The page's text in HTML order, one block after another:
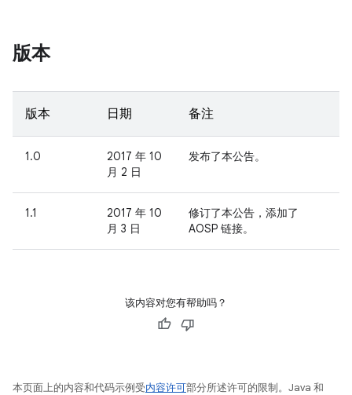
版本
版本 日期 备注
1.0
2017 年 10
月 2 日
发布了本公告。
1.1
2017 年 10
月 3 日
修订了本公告，添加了
AOSP 链接。
该内容对您有帮助吗？
本页面上的内容和代码示例受内容许可部分所述许可的限制。Java 和